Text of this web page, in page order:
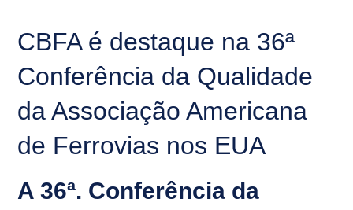
CBFA é destaque na 36ª
Conferência da Qualidade
da Associação Americana
de Ferrovias nos EUA
A 36ª. Conferência da